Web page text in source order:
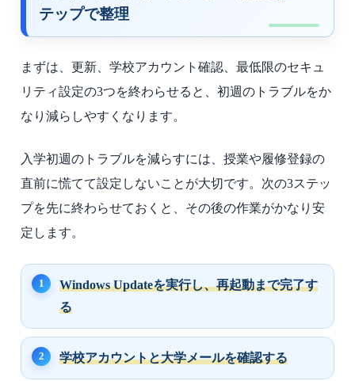
テップで整理
まずは、更新、学校アカウント確認、最低限のセキュ
リティ設定の3つを終わらせると、初週のトラブルをか
なり減らしやすくなります。
入学初週のトラブルを減らすには、授業や履修登録の
直前に慌てて設定しないことが大切です。次の3ステッ
プを先に終わらせておくと、その後の作業がかなり安
定します。
Windows Updateを実行し、再起動まで完了す
る
学校アカウントと大学メールを確認する